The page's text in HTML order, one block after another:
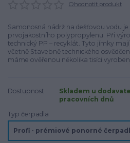
Ohodnotit produkt
Samonosná nádrž na dešťovou vodu
prvojakostního polypropylenu. Při
technický PP – recyklát. Tyto jímky
včetně Stavebně technického
máme ověřenou několika tisíci
Dostupnost
Skladem u
pracovních dnů
Typ čerpadla